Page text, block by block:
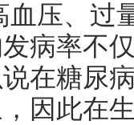
血压、过
病率不
在糖尿
因此在